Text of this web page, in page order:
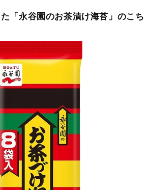
「永谷園のお茶漬け海苔」のこち